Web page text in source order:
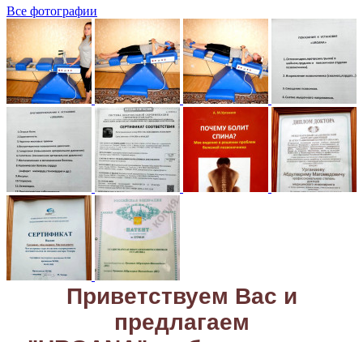
Все фотографии
Приветствуем Вас и
предлагаем